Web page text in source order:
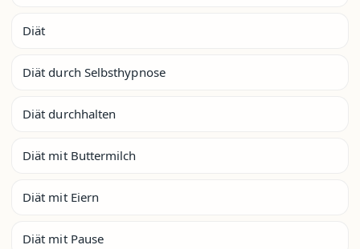
Diät
Diät durch Selbsthypnose
Diät durchhalten
Diät mit Buttermilch
Diät mit Eiern
Diät mit Pause